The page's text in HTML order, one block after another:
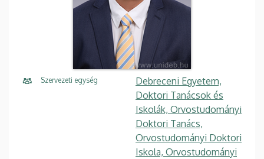
Szervezeti egység
Debreceni Egyetem,
Doktori Tanácsok és
Iskolák, Orvostudományi
Doktori Tanács,
Orvostudományi Doktori
Iskola, Orvostudományi